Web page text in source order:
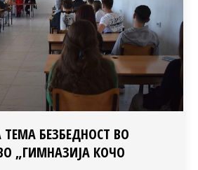
БЕЗБЕДНОСТ ВО
„ГИМНАЗИЈА КОЧО